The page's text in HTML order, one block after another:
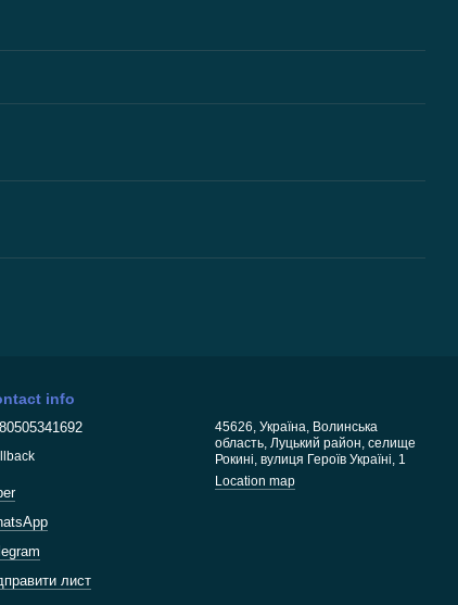
info
лист
45626, Україна, Волинська
область, Луцький район, селище
Рокині, вулиця Героїв Україні, 1
Location map